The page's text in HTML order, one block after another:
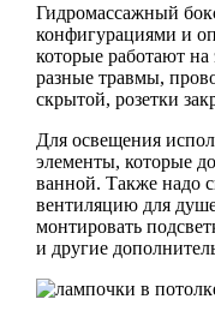
Гидромассажный
конфигурациями и
которые работают на
разные травмы,
скрытой, розетки
Для освещения
элементы, которые
ванной. Также надо
вентиляцию для
монтировать
и другие